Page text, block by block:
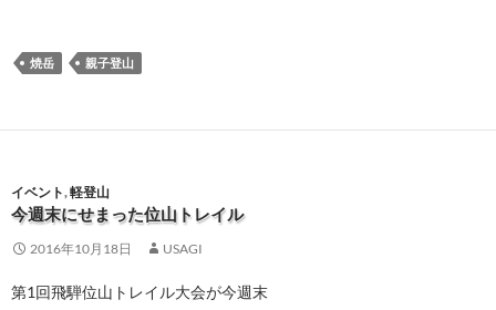
焼岳 親子登山
イベント,軽登山
今週末にせまった位山トレイル
2016年10月18日 USAGI
第1回飛騨位山トレイル大会が今週末